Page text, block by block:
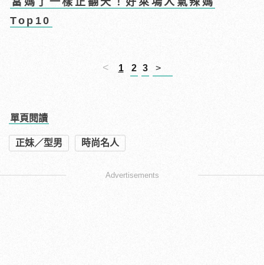
Top10
< 1 2 3 >
單頁閱讀
正妹／型男 時尚名人
Advertisements